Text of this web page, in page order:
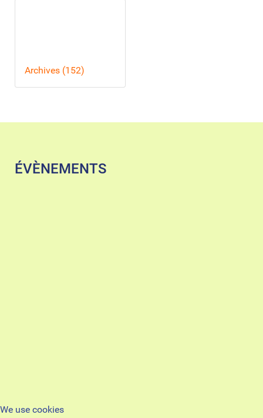
Archives (152)
ÉVÈNEMENTS
We use cookies